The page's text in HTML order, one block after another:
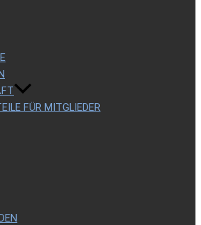
FÜR MITGLIEDER